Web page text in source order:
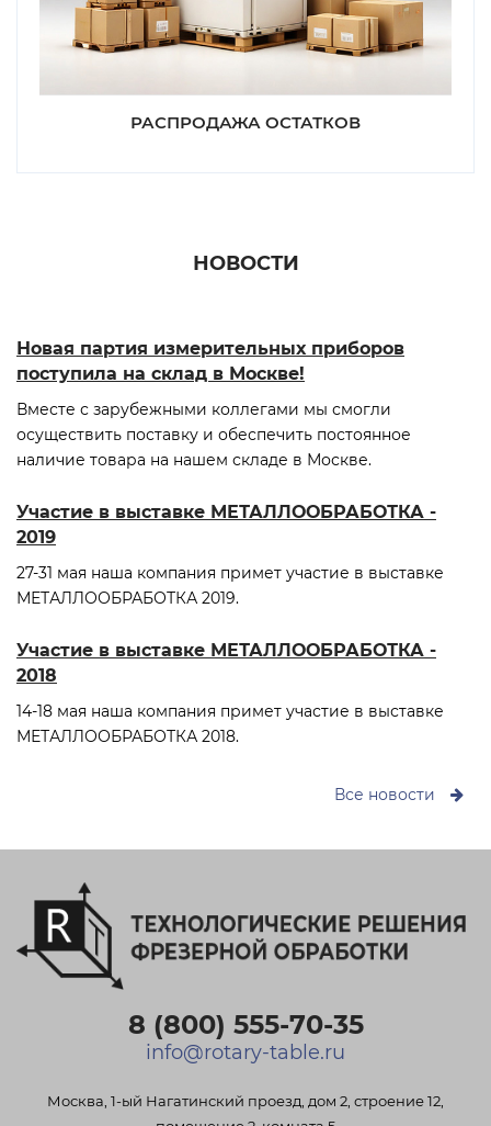
РАСПРОДАЖА ОСТАТКОВ
НОВОСТИ
Новая партия измерительных приборов
поступила на склад в Москве!
Вместе с зарубежными коллегами мы смогли
осуществить поставку и обеспечить постоянное
наличие товара на нашем складе в Москве.
Участие в выставке МЕТАЛЛООБРАБОТКА -
2019
27-31 мая наша компания примет участие в выставке
МЕТАЛЛООБРАБОТКА 2019.
Участие в выставке МЕТАЛЛООБРАБОТКА -
2018
14-18 мая наша компания примет участие в выставке
МЕТАЛЛООБРАБОТКА 2018.
Все новости
8 (800) 555-70-35
info@rotary-table.ru
Москва 1-ый Нагатинский проезд, дом 2, строение 12,